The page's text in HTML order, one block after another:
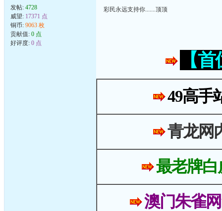
发帖: 4728
威望: 17371 点
铜币: 9063 枚
贡献值: 0 点
好评度: 0 点
彩民永远支持你.......顶顶
【
49高手
青龙网
最老牌白
澳门朱雀